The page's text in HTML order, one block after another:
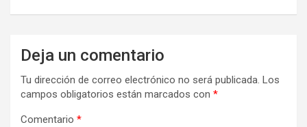
Deja un comentario
Tu dirección de correo electrónico no será publicada. Los
campos obligatorios están marcados con *
Comentario *